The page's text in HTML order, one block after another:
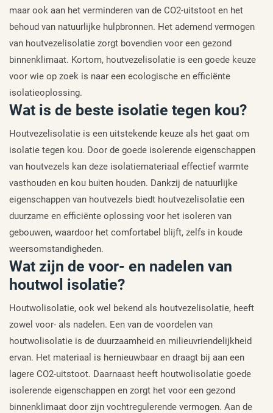
maar ook aan het verminderen van de CO2-uitstoot en het
behoud van natuurlijke hulpbronnen. Het ademend vermogen
van houtvezelisolatie zorgt bovendien voor een gezond
binnenklimaat. Kortom, houtvezelisolatie is een goede keuze
voor wie op zoek is naar een ecologische en efficiënte
isolatieoplossing.
Wat is de beste isolatie tegen kou?
Houtvezelisolatie is een uitstekende keuze als het gaat om
isolatie tegen kou. Door de goede isolerende eigenschappen
van houtvezels kan deze isolatiemateriaal effectief warmte
vasthouden en kou buiten houden. Dankzij de natuurlijke
eigenschappen van houtvezels biedt houtvezelisolatie een
duurzame en efficiënte oplossing voor het isoleren van
gebouwen, waardoor het comfortabel blijft, zelfs in koude
weersomstandigheden.
Wat zijn de voor- en nadelen van
houtwol isolatie?
Houtwolisolatie, ook wel bekend als houtvezelisolatie, heeft
zowel voor- als nadelen. Een van de voordelen van
houtwolisolatie is de duurzaamheid en milieuvriendelijkheid
ervan. Het materiaal is hernieuwbaar en draagt bij aan een
lagere CO2-uitstoot. Daarnaast heeft houtwolisolatie goede
isolerende eigenschappen en zorgt het voor een gezond
binnenklimaat door zijn vochtregulerende vermogen. Aan de